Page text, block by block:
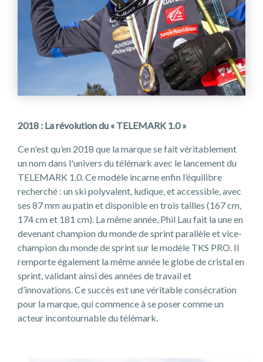
2018 : La révolution du « TELEMARK 1.0 »
Ce n'est qu’en 2018 que la marque se fait véritablement
un nom dans l'univers du télémark avec le lancement du
TELEMARK 1.0. Ce modèle incarne enfin l’équilibre
recherché : un ski polyvalent, ludique, et accessible, avec
ses 87 mm au patin et disponible en trois tailles (167 cm,
174 cm et 181 cm). La même année, Phil Lau fait la une en
devenant champion du monde de sprint parallèle et vice-
champion du monde de sprint sur le modèle TKS PRO. Il
remporte également la même année le globe de cristal en
sprint, validant ainsi des années de travail et
d’innovations. Ce succès est une véritable consécration
pour la marque, qui commence à se poser comme un
acteur incontournable du télémark.